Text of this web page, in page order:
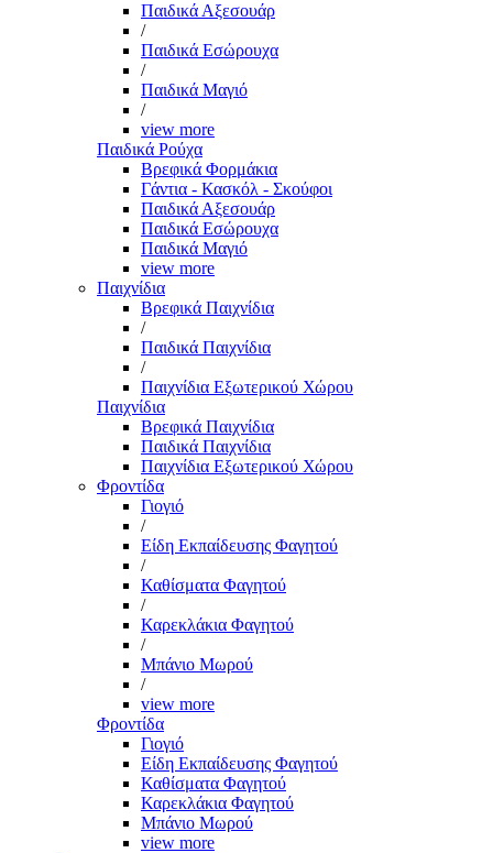
Παιδικά Αξεσουάρ
/
Παιδικά Εσώρουχα
/
Παιδικά Μαγιό
/
view more
Παιδικά Ρούχα
Βρεφικά Φορμάκια
Γάντια - Κασκόλ - Σκούφοι
Παιδικά Αξεσουάρ
Παιδικά Εσώρουχα
Παιδικά Μαγιό
view more
Παιχνίδια
Βρεφικά Παιχνίδια
/
Παιδικά Παιχνίδια
/
Παιχνίδια Εξωτερικού Χώρου
Παιχνίδια
Βρεφικά Παιχνίδια
Παιδικά Παιχνίδια
Παιχνίδια Εξωτερικού Χώρου
Φροντίδα
Γιογιό
/
Είδη Εκπαίδευσης Φαγητού
/
Καθίσματα Φαγητού
/
Καρεκλάκια Φαγητού
/
Μπάνιο Μωρού
/
view more
Φροντίδα
Γιογιό
Είδη Εκπαίδευσης Φαγητού
Καθίσματα Φαγητού
Καρεκλάκια Φαγητού
Μπάνιο Μωρού
view more